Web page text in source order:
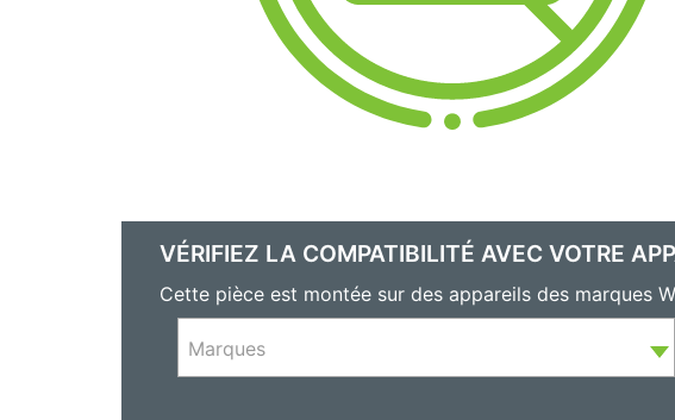
VÉRIFIEZ LA COMPATIBILITÉ AVEC VOTRE
Cette pièce est montée sur des appareils des marques
Marques